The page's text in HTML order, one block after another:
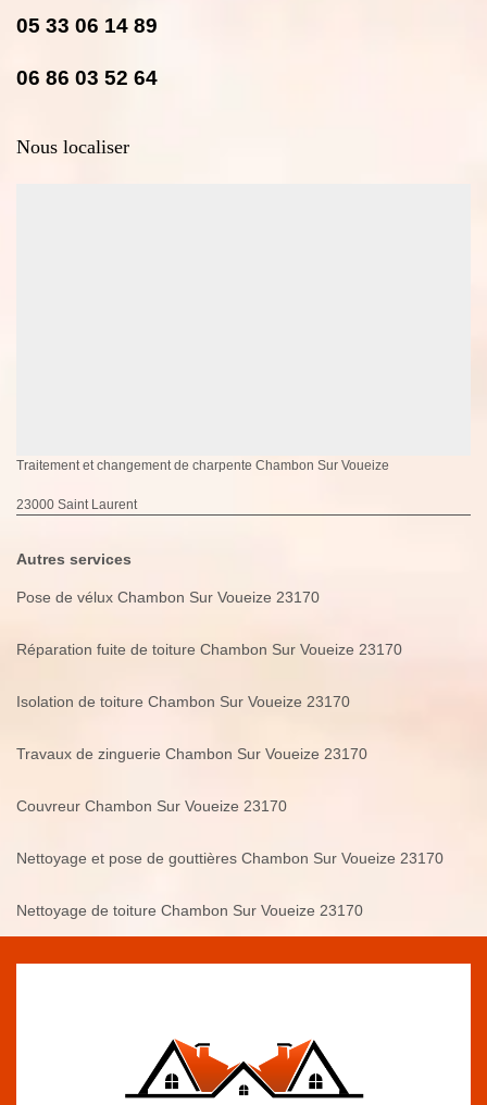
05 33 06 14 89
06 86 03 52 64
Nous localiser
Traitement et changement de charpente Chambon Sur Voueize
23000 Saint Laurent
Autres services
Pose de vélux Chambon Sur Voueize 23170
Réparation fuite de toiture Chambon Sur Voueize 23170
Isolation de toiture Chambon Sur Voueize 23170
Travaux de zinguerie Chambon Sur Voueize 23170
Couvreur Chambon Sur Voueize 23170
Nettoyage et pose de gouttières Chambon Sur Voueize 23170
Nettoyage de toiture Chambon Sur Voueize 23170